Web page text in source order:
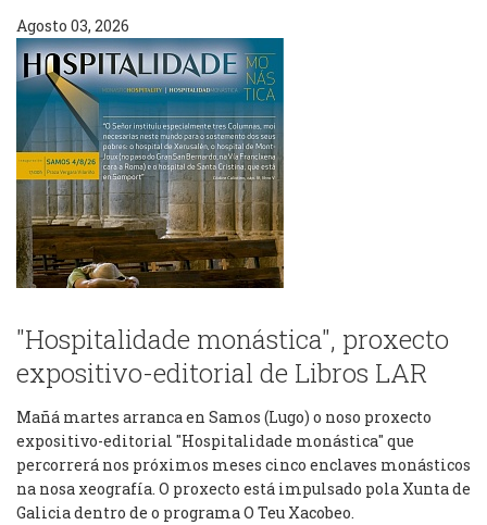
Agosto 03, 2026
"Hospitalidade monástica", proxecto
expositivo-editorial de Libros LAR
Mañá martes arranca en Samos (Lugo) o noso proxecto
expositivo-editorial "Hospitalidade monástica" que
percorrerá nos próximos meses cinco enclaves monásticos
na nosa xeografía. O proxecto está impulsado pola Xunta de
Galicia dentro de o programa O Teu Xacobeo.